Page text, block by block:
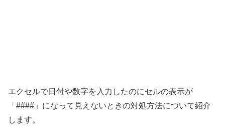
エクセルで日付や数字を入力したのにセルの表示が
「####」になって見えないときの対処方法について紹介
します。